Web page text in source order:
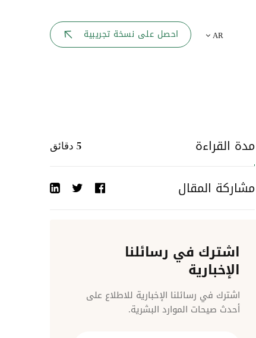
AR احصل على نسخة تجريبية
مدة القراءة 5 دقائق
مشاركة المقال
اشترك في رسائلنا
الإخبارية
اشترك في رسائلنا الإخبارية للاطلاع على
أحدث صيحات الموارد البشرية.
مراقبة الدخول